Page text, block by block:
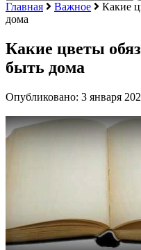
Главная Важное
Какие
дома
Какие цветы
быть дома
Опубликовано: 3 января